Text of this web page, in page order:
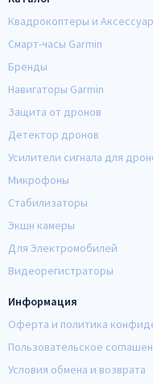
Квадрокоптеры и
Смарт-часы Garmin
Бренды
Навигаторы Garmin
Защита от дронов
Детектор дронов
Усилители сигнала для
Микрофоны
Стабилизаторы
Экшн камеры
Для Электромобилей
Видеорегистраторы
Информация
Оферта и политика
Пользовательское
Условия обмена и возврата